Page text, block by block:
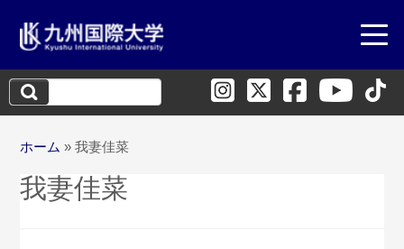
検
索:
ホーム » 我妻佳菜
我妻佳菜